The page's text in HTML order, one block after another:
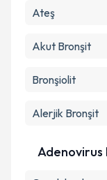
Ateş
Akut Bronşit
Bronşiolit
Alerjik Bronşit
Adenovirus